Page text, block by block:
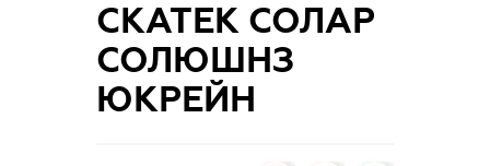
СКАТЕК СОЛАР
СОЛЮШНЗ
ЮКРЕЙН